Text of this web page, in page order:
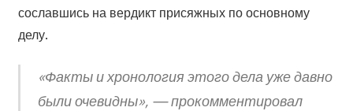
сославшись на вердикт присяжных по основному
делу.
«Факты и хронология этого дела уже давно
были очевидны», — прокомментировал